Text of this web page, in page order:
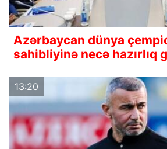
Azərbaycan dünya
sahibliyinə necə hazırlıq
13:20